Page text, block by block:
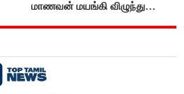
மாணவன் மயங்கி விழுந்து